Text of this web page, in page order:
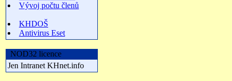
Vývoj počtu členů
KHDOŠ
Antivirus Eset
NOD32 licence
Jen Intranet KHnet.info